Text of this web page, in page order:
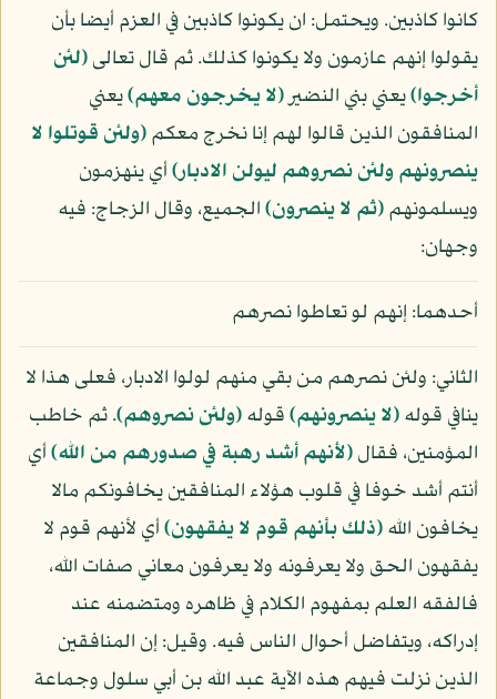
كانوا كاذبين. ويحتمل: ان يكونوا كاذبين في العزم أيضا بأن
يقولوا إنهم عازمون ولا يكونوا كذلك. ثم قال تعالى(لئن
أخرجوا)يعني بني النضير(لا يخرجون معهم)يعني
المنافقون الذين قالوا لهم إنا نخرج معكم(ولئن قوتلوا لا
ينصرونهم ولئن نصروهم ليولن الادبار)أي ينهزمون
ويسلمونهم(ثم لا ينصرون)الجميع، وقال الزجاج: فيه
وجهان:
أحدهما: إنهم لو تعاطوا نصرهم
الثاني: ولئن نصرهم من بقي منهم لولوا الادبار، فعلى هذا لا
ينافي قوله(لا ينصرونهم)قوله(ولئن نصروهم). ثم خاطب
المؤمنين، فقال(لأنهم أشد رهبة في صدورهم من الله)أي
أنتم أشد خوفا في قلوب هؤلاء المنافقين يخافونكم مالا
يخافون الله(ذلك بأنهم قوم لا يفقهون)أي لأنهم قوم لا
يفقهون الحق ولا يعرفونه ولا يعرفون معاني صفات الله،
فالفقه العلم بمفهوم الكلام في ظاهره ومتضمنه عند
إدراكه، ويتفاضل أحوال الناس فيه. وقيل: إن المنافقين
الذين نزلت فيهم هذه الآية عبد الله بن أبي سلول وجماعة